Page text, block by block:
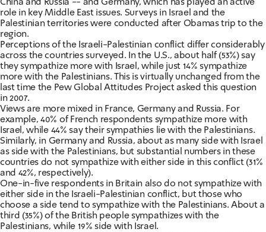
China and Russia -- and Germany, which has played an active
role in key Middle East issues. Surveys in Israel and the
Palestinian territories were conducted after Obamas trip to the
region.
Perceptions of the Israeli-Palestinian conflict differ considerably
across the countries surveyed. In the U.S., about half (53%) say
they sympathize more with Israel, while just 14% sympathize
more with the Palestinians. This is virtually unchanged from the
last time the Pew Global Attitudes Project asked this question
in 2007.
Views are more mixed in France, Germany and Russia. For
example, 40% of French respondents sympathize more with
Israel, while 44% say their sympathies lie with the Palestinians.
Similarly, in Germany and Russia, about as many side with Israel
as side with the Palestinians, but substantial numbers in these
countries do not sympathize with either side in this conflict (31%
and 42%, respectively).
One-in-five respondents in Britain also do not sympathize with
either side in the Israeli-Palestinian conflict, but those who
choose a side tend to sympathize with the Palestinians. About a
third (35%) of the British people sympathizes with the
Palestinians, while 19% side with Israel.